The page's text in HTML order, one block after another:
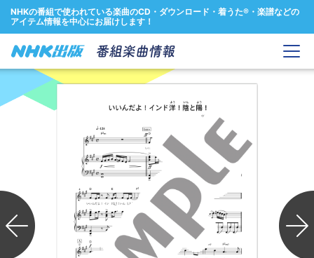
NHKの番組で使われている楽曲のCD・ダウンロード・着うた®・楽譜などの
アイテム情報を中心にお届けします！
Previous